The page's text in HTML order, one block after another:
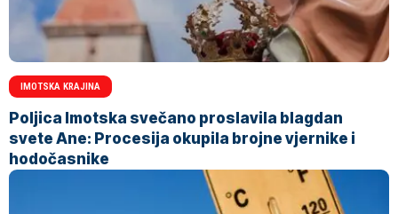
IMOTSKA KRAJINA
Poljica Imotska svečano proslavila blagdan
svete Ane: Procesija okupila brojne vjernike i
hodočasnike